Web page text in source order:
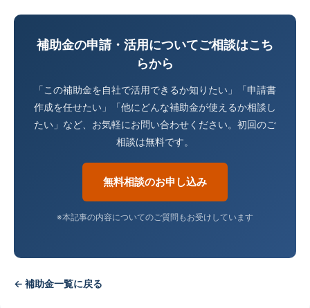
補助金の申請・活用についてご相談はこち
らから
「この補助金を自社で活用できるか知りたい」「申請書
作成を任せたい」「他にどんな補助金が使えるか相談し
たい」など、お気軽にお問い合わせください。初回のご
相談は無料です。
無料相談のお申し込み
※本記事の内容についてのご質問もお受けしています
← 補助金一覧に戻る